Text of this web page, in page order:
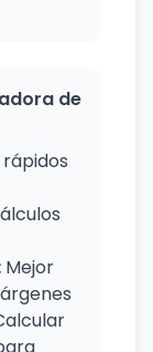
de
Mejor